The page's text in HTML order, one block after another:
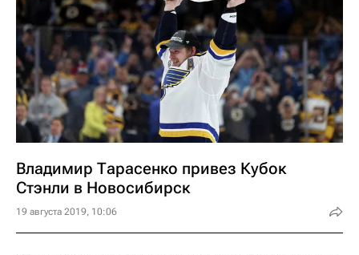
Владимир Тарасенко привез Кубок
Стэнли в Новосибирск
19 августа 2019, 10:06